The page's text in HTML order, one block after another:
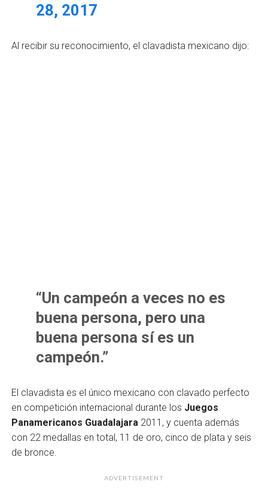
28, 2017
Al recibir su reconocimiento, el clavadista mexicano dijo:
“Un campeón a veces no es
buena persona, pero una
buena persona sí es un
campeón.”
El clavadista es el único mexicano con clavado perfecto
en competición internacional durante los Juegos
Panamericanos Guadalajara2011, y cuenta además
con 22 medallas en total, 11 de oro, cinco de plata y seis
de bronce.
ADVERTISEMENT